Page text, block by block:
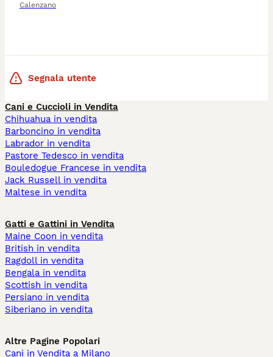
Calenzano
Segnala utente
Cani e Cuccioli in Vendita
Chihuahua in vendita
Barboncino in vendita
Labrador in vendita
Pastore Tedesco in vendita
Bouledogue Francese in vendita
Jack Russell in vendita
Maltese in vendita
Gatti e Gattini in Vendita
Maine Coon in vendita
British in vendita
Ragdoll in vendita
Bengala in vendita
Scottish in vendita
Persiano in vendita
Siberiano in vendita
Altre Pagine Popolari
Cani in Vendita a Milano